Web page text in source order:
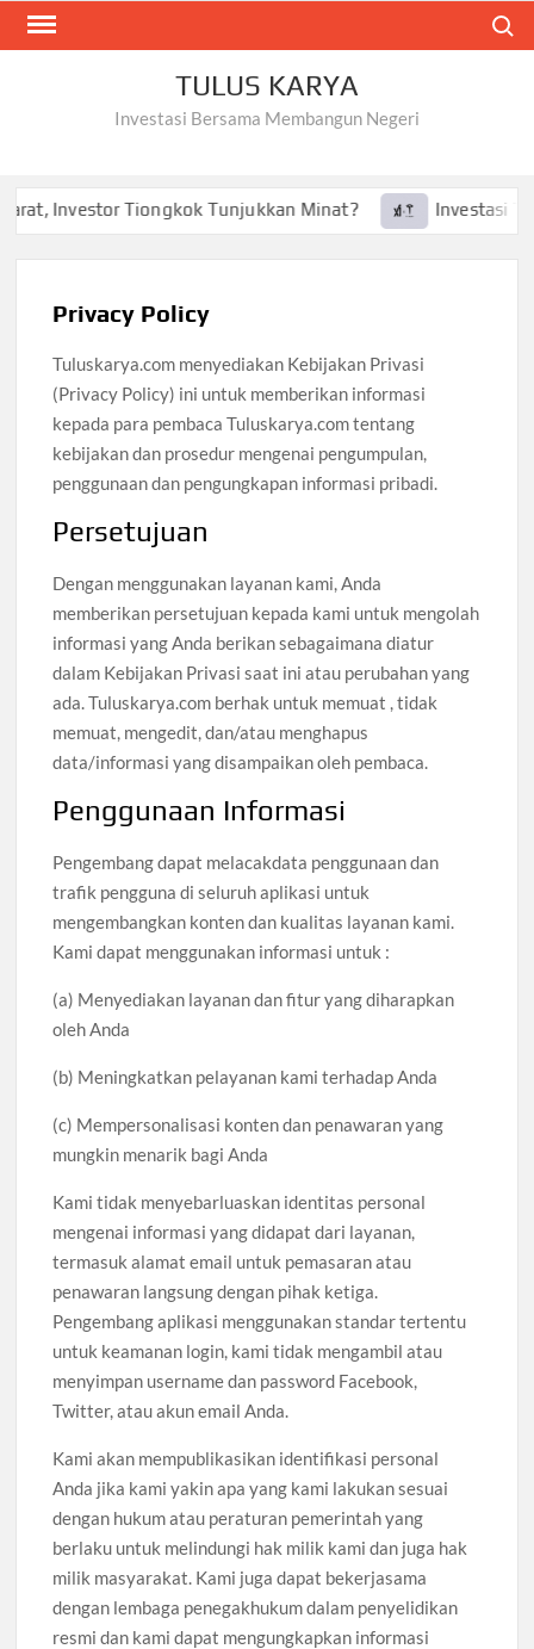
Skip
TULUS KARYA
Investasi Bersama Membangun Negeri
Investor Tiongkok Tunjukkan Minat? Investasi
Privacy Policy
Tuluskarya.com menyediakan Kebijakan Privasi
(Privacy Policy) ini untuk memberikan informasi
kepada para pembaca Tuluskarya.com tentang
kebijakan dan prosedur mengenai pengumpulan,
penggunaan dan pengungkapan informasi pribadi.
Persetujuan
Dengan menggunakan layanan kami, Anda
memberikan persetujuan kepada kami untuk mengolah
informasi yang Anda berikan sebagaimana diatur
dalam Kebijakan Privasi saat ini atau perubahan yang
ada. Tuluskarya.com berhak untuk memuat , tidak
memuat, mengedit, dan/atau menghapus
data/informasi yang disampaikan oleh pembaca.
Penggunaan Informasi
Pengembang dapat melacakdata penggunaan dan
trafik pengguna di seluruh aplikasi untuk
mengembangkan konten dan kualitas layanan kami.
Kami dapat menggunakan informasi untuk :
(a) Menyediakan layanan dan fitur yang diharapkan
oleh Anda
(b) Meningkatkan pelayanan kami terhadap Anda
(c) Mempersonalisasi konten dan penawaran yang
mungkin menarik bagi Anda
Kami tidak menyebarluaskan identitas personal
mengenai informasi yang didapat dari layanan,
termasuk alamat email untuk pemasaran atau
penawaran langsung dengan pihak ketiga.
Pengembang aplikasi menggunakan standar tertentu
untuk keamanan login, kami tidak mengambil atau
menyimpan username dan password Facebook,
Twitter, atau akun email Anda.
Kami akan mempublikasikan identifikasi personal
Anda jika kami yakin apa yang kami lakukan sesuai
dengan hukum atau peraturan pemerintah yang
berlaku untuk melindungi hak milik kami dan juga hak
milik masyarakat. Kami juga dapat bekerjasama
dengan lembaga penegakhukum dalam penyelidikan
resmi dan kami dapat mengungkapkan informasi